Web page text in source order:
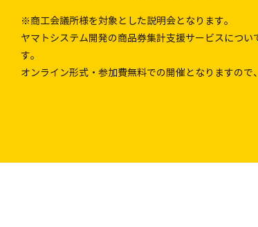
※商工会議所様を対象とした説明会となります。
ヤマトシステム開発の商品券集計支援サービスにつ
す。
オンライン形式・参加費無料での開催となりますので